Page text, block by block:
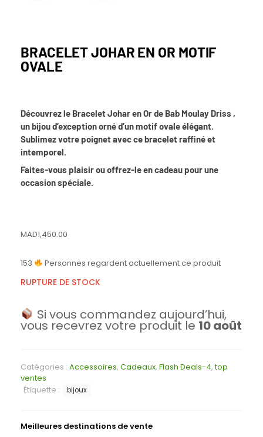
BRACELET JOHAR EN OR MOTIF
OVALE
Découvrez le Bracelet Johar en Or de Bab Moulay Driss ,
un bijou d’exception orné d’un motif ovale élégant.
Sublimez votre poignet avec ce bracelet raffiné et
intemporel.
Faites-vous plaisir ou offrez-le en cadeau pour une
occasion spéciale.
MAD1,450.00
153 Personnes regardent actuellement ce produit
RUPTURE DE STOCK
Si vous commandez aujourd’hui,
vous recevrez votre produit le 10 août
Catégories : Accessoires, Cadeaux, Flash Deals-4,top
ventes
Étiquette :
bijoux
Meilleures destinations de vente